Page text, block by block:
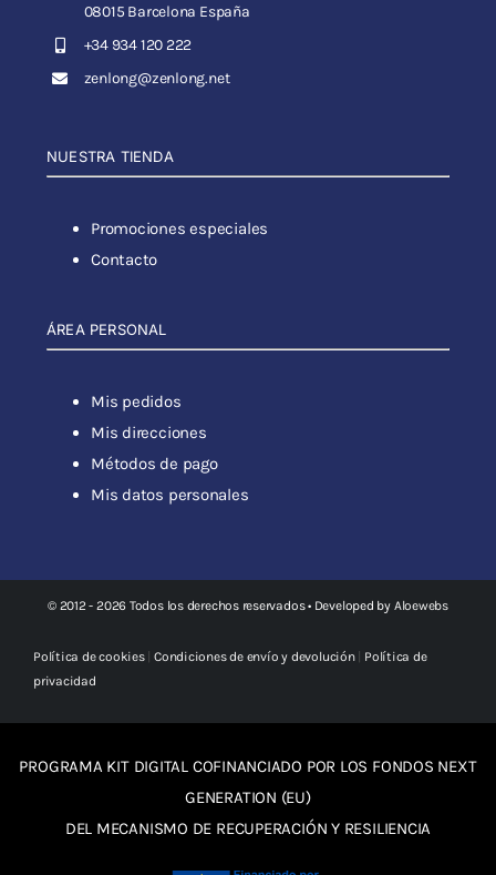
08015 Barcelona España
+34 934 120 222
zenlong@zenlong.net
NUESTRA TIENDA
Promociones especiales
Contacto
ÁREA PERSONAL
Mis pedidos
Mis direcciones
Métodos de pago
Mis datos personales
© 2012 - 2026 Todos los derechos reservados • Developed by Aloewebs
Política de cookies|Condiciones de envío y devolución| Política de
privacidad
PROGRAMA KIT DIGITAL COFINANCIADO POR LOS FONDOS NEXT
GENERATION (EU)
DEL MECANISMO DE RECUPERACIÓN Y RESILIENCIA